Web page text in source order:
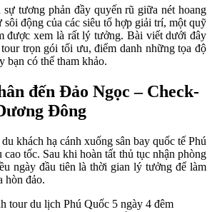
tương phản đầy quyến rũ giữa nét hoang
sôi động của các siêu tổ hợp giải trí, một quỹ
được xem là rất lý tưởng. Bài viết dưới đây
trọn gói tối ưu, điểm danh những tọa độ
bạn có thể tham khảo.
đến Đảo Ngọc – Check-
Đông
khách hạ cánh xuống sân bay quốc tế Phú
cao tốc. Sau khi hoàn tất thủ tục nhận phòng
ngày đầu tiên là thời gian lý tưởng để làm
hòn đảo.